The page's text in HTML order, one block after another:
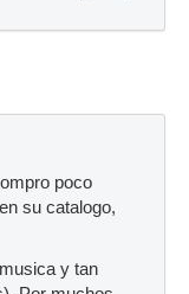
poco
su catalogo,
y tan